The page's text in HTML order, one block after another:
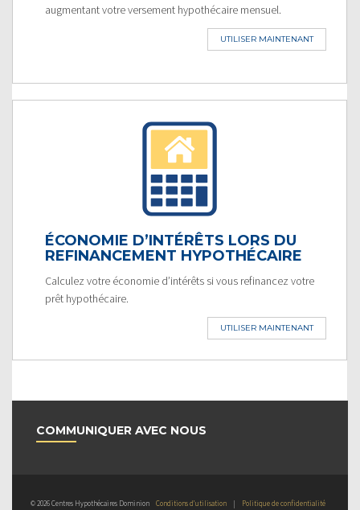
augmentant votre versement hypothécaire mensuel.
UTILISER MAINTENANT
ÉCONOMIE D’INTÉRÊTS LORS DU
REFINANCEMENT HYPOTHÉCAIRE
Calculez votre économie d’intérêts si vous refinancez votre
prêt hypothécaire.
UTILISER MAINTENANT
COMMUNIQUER AVEC NOUS
© 2026 Centres Hypothécaires Dominion Conditions d’utilisation | Politique de confidentialité